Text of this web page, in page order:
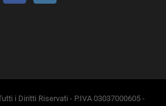
i Diritti Riservati - P.IVA 03037000605 -